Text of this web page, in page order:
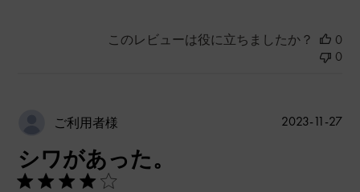
このレビューは役に立ちましたか？
0
0
ご利用者様
シワがあった。
公
2023-11-27